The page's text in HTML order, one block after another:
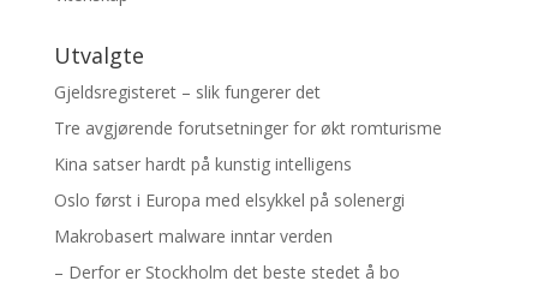
Utvalgte
Gjeldsregisteret – slik fungerer det
Tre avgjørende forutsetninger for økt romturisme
Kina satser hardt på kunstig intelligens
Oslo først i Europa med elsykkel på solenergi
Makrobasert malware inntar verden
– Derfor er Stockholm det beste stedet å bo